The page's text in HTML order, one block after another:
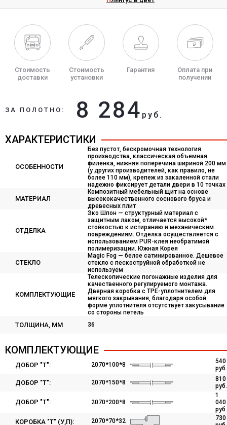
Стоимость
доставки
Стоимость
установки
Гарантия
Оплата при
получении
ЗА ПОЛОТНО: 8 284 руб.
ХАРАКТЕРИСТИКИ
ОСОБЕННОСТИ
Без пустот, бескромочная технология
производства, классическая объемная
филенка, нижняя поперечина шириной 200 мм
(у других производителей, как правило, не
более 110 мм), крепеж из закаленной стали
надежно фиксирует детали двери в 10 точках
МАТЕРИАЛ
Композитный мебельный щит на основе
высококачественного соснового бруса и
древесных плит
ОТДЕЛКА
Эко Шпон — структурный материал с
защитным лаком, отличается высокой*
стойкостью к истиранию и механическим
повреждениям. Отделка осуществляется с
использованием PUR-клея необратимой
полимеризации. Южная Корея
СТЕКЛО
Magic Fog — белое сатинированное. Дешевое
стекло с пескоструйной обработкой не
используем
КОМПЛЕКТУЮЩИЕ
Телескопические погонажные изделия для
качественного регулируемого монтажа.
Дверная коробка с TPE-уплотнителем для
мягкого закрывания, благодаря особой
форме уплотнителя отсутствует закусывание
со стороны петель
ТОЛЩИНА, ММ 36
КОМПЛЕКТУЮЩИЕ
ДОБОР "Т": 2070*100*8
540
руб.
ДОБОР "Т": 2070*150*8
810
руб.
ДОБОР "Т": 2070*200*8
1
040
руб.
КОРОБКА "Т" (У,П): 2070*70*32
730